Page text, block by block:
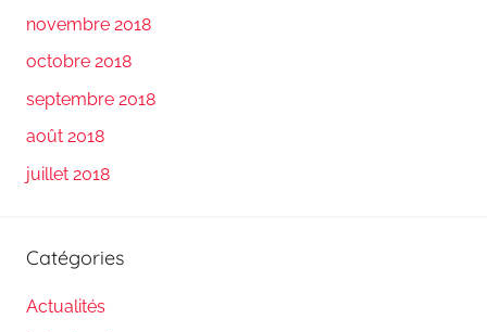
novembre 2018
octobre 2018
septembre 2018
août 2018
juillet 2018
Catégories
Actualités